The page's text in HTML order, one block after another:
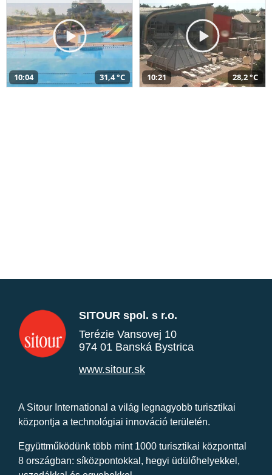
10:04 31,4 °C 10:21 28,2 °C
SITOUR spol. s r.o.
Terézie Vansovej 10
974 01 Banská Bystrica
www.sitour.sk
A Sitour International a világ legnagyobb turisztikai
központja a technológiai innováció területén.
Együttműködünk több mint 1000 turisztikai központtal
8 országban: síközpontokkal, hegyi üdülőhelyekkel,